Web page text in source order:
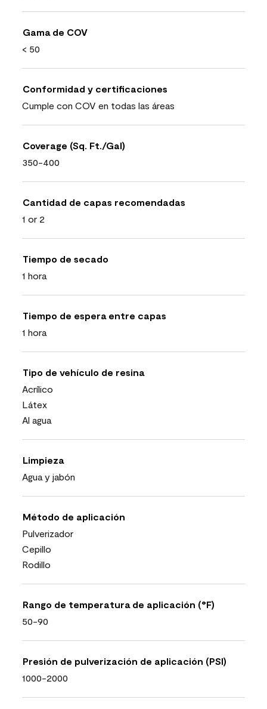
Gama de COV
< 50
Conformidad y certificaciones
Cumple con COV en todas las áreas
Coverage (Sq. Ft./Gal)
350-400
Cantidad de capas recomendadas
1 or 2
Tiempo de secado
1 hora
Tiempo de espera entre capas
1 hora
Tipo de vehículo de resina
Acrílico
Látex
Al agua
Limpieza
Agua y jabón
Método de aplicación
Pulverizador
Cepillo
Rodillo
Rango de temperatura de aplicación (°F)
50-90
Presión de pulverización de aplicación (PSI)
1000-2000